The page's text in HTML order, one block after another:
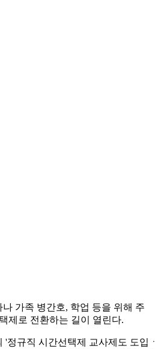
가족 병간호, 학업 등을 위해 주
제로 전환하는 길이 열린다.
'정규직 시간선택제 교사제도 도입ㆍ